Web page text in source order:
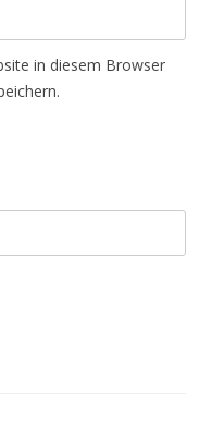
in diesem Browser